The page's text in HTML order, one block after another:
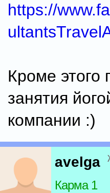
https://
Кроме этого
занятия
компании :)
avelga
Карма 1